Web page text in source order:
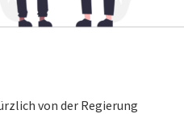
von der Regierung